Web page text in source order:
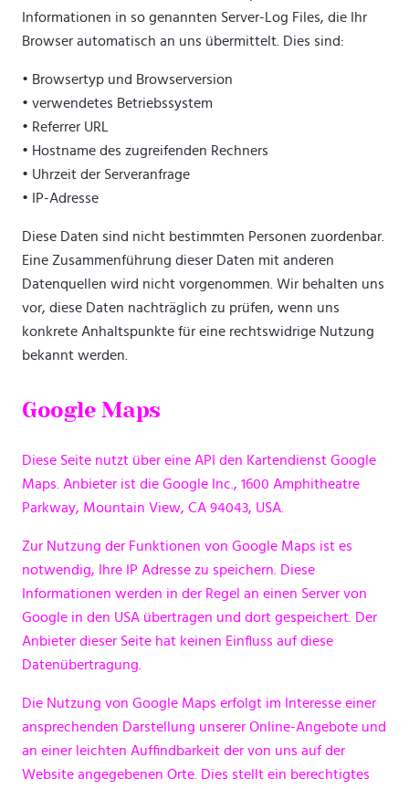
Informationen in so genannten Server-Log Files, die Ihr
Browser automatisch an uns übermittelt. Dies sind:
• Browsertyp und Browserversion
• verwendetes Betriebssystem
• Referrer URL
• Hostname des zugreifenden Rechners
• Uhrzeit der Serveranfrage
• IP-Adresse
Diese Daten sind nicht bestimmten Personen zuordenbar.
Eine Zusammenführung dieser Daten mit anderen
Datenquellen wird nicht vorgenommen. Wir behalten uns
vor, diese Daten nachträglich zu prüfen, wenn uns
konkrete Anhaltspunkte für eine rechtswidrige Nutzung
bekannt werden.
Google Maps
Diese Seite nutzt über eine API den Kartendienst Google
Maps. Anbieter ist die Google Inc., 1600 Amphitheatre
Parkway, Mountain View, CA 94043, USA.
Zur Nutzung der Funktionen von Google Maps ist es
notwendig, Ihre IP Adresse zu speichern. Diese
Informationen werden in der Regel an einen Server von
Google in den USA übertragen und dort gespeichert. Der
Anbieter dieser Seite hat keinen Einfluss auf diese
Datenübertragung.
Die Nutzung von Google Maps erfolgt im Interesse einer
ansprechenden Darstellung unserer Online-Angebote und
an einer leichten Auffindbarkeit der von uns auf der
Website angegebenen Orte. Dies stellt ein berechtigtes